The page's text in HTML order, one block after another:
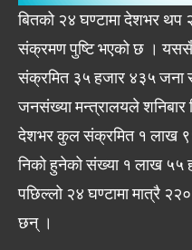
बितको २४ घण्टामा देशभर थप
संक्रमण पुष्टि भएको छ ।
संक्रमित ३५ हजार ४३५ जना
जनसंख्या मन्त्रालयले शनिबार
देशभर कुल संक्रमित १ लाख
निको हुनेको संख्या १ लाख ५५
पछिल्लो २४ घण्टामा मात्रै
छन् ।